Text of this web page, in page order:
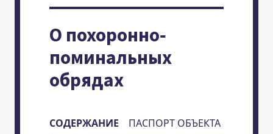
О похоронно-
поминальных
обрядах
СОДЕРЖАНИЕ ПАСПОРТ ОБЪЕКТА